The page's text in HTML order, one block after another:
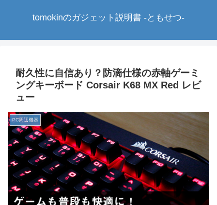
tomokinのガジェット説明書 -ともせつ-
耐久性に自信あり？防滴仕様の赤軸ゲーミ
ングキーボード Corsair K68 MX Red レビ
ュー
PC周辺機器